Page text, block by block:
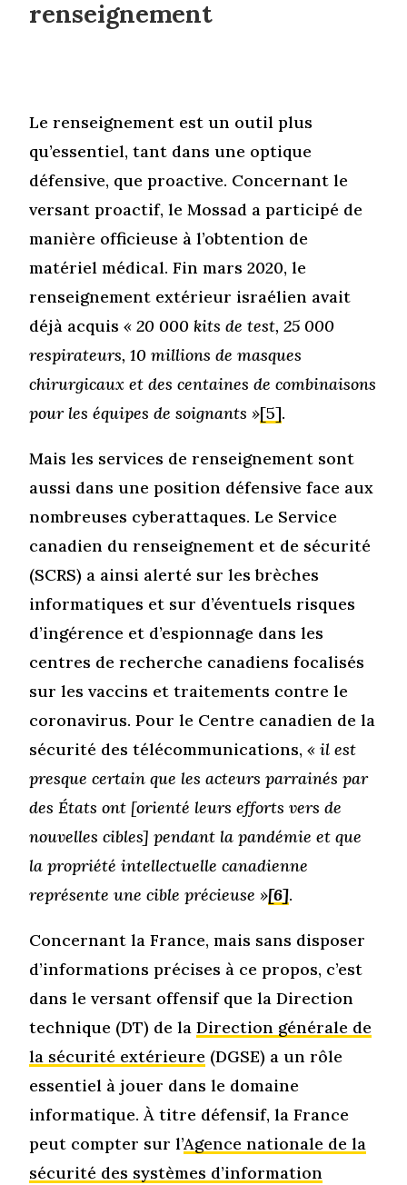
renseignement
Le renseignement est un outil plus
qu’essentiel, tant dans une optique
défensive, que proactive. Concernant le
versant proactif, le Mossad a participé de
manière officieuse à l’obtention de
matériel médical. Fin mars 2020, le
renseignement extérieur israélien avait
déjà acquis« 20 000 kits de test, 25 000
respirateurs, 10 millions de masques
chirurgicaux et des centaines de combinaisons
pour les équipes de soignants »[5].
Mais les services de renseignement sont
aussi dans une position défensive face aux
nombreuses cyberattaques. Le Service
canadien du renseignement et de sécurité
(SCRS) a ainsi alerté sur les brèches
informatiques et sur d’éventuels risques
d’ingérence et d’espionnage dans les
centres de recherche canadiens focalisés
sur les vaccins et traitements contre le
coronavirus. Pour le Centre canadien de la
sécurité des télécommunications,« il est
presque certain que les acteurs parrainés par
des États ont [orienté leurs efforts vers de
nouvelles cibles] pendant la pandémie et que
la propriété intellectuelle canadienne
représente une cible précieuse »[6].
Concernant la France, mais sans disposer
d’informations précises à ce propos, c’est
dans le versant offensif que la Direction
technique (DT) de laDirection générale de
la sécurité extérieure (DGSE) a un rôle
essentiel à jouer dans le domaine
informatique. À titre défensif, la France
peut compter sur l’Agence nationale de la
sécurité des systèmes d’information